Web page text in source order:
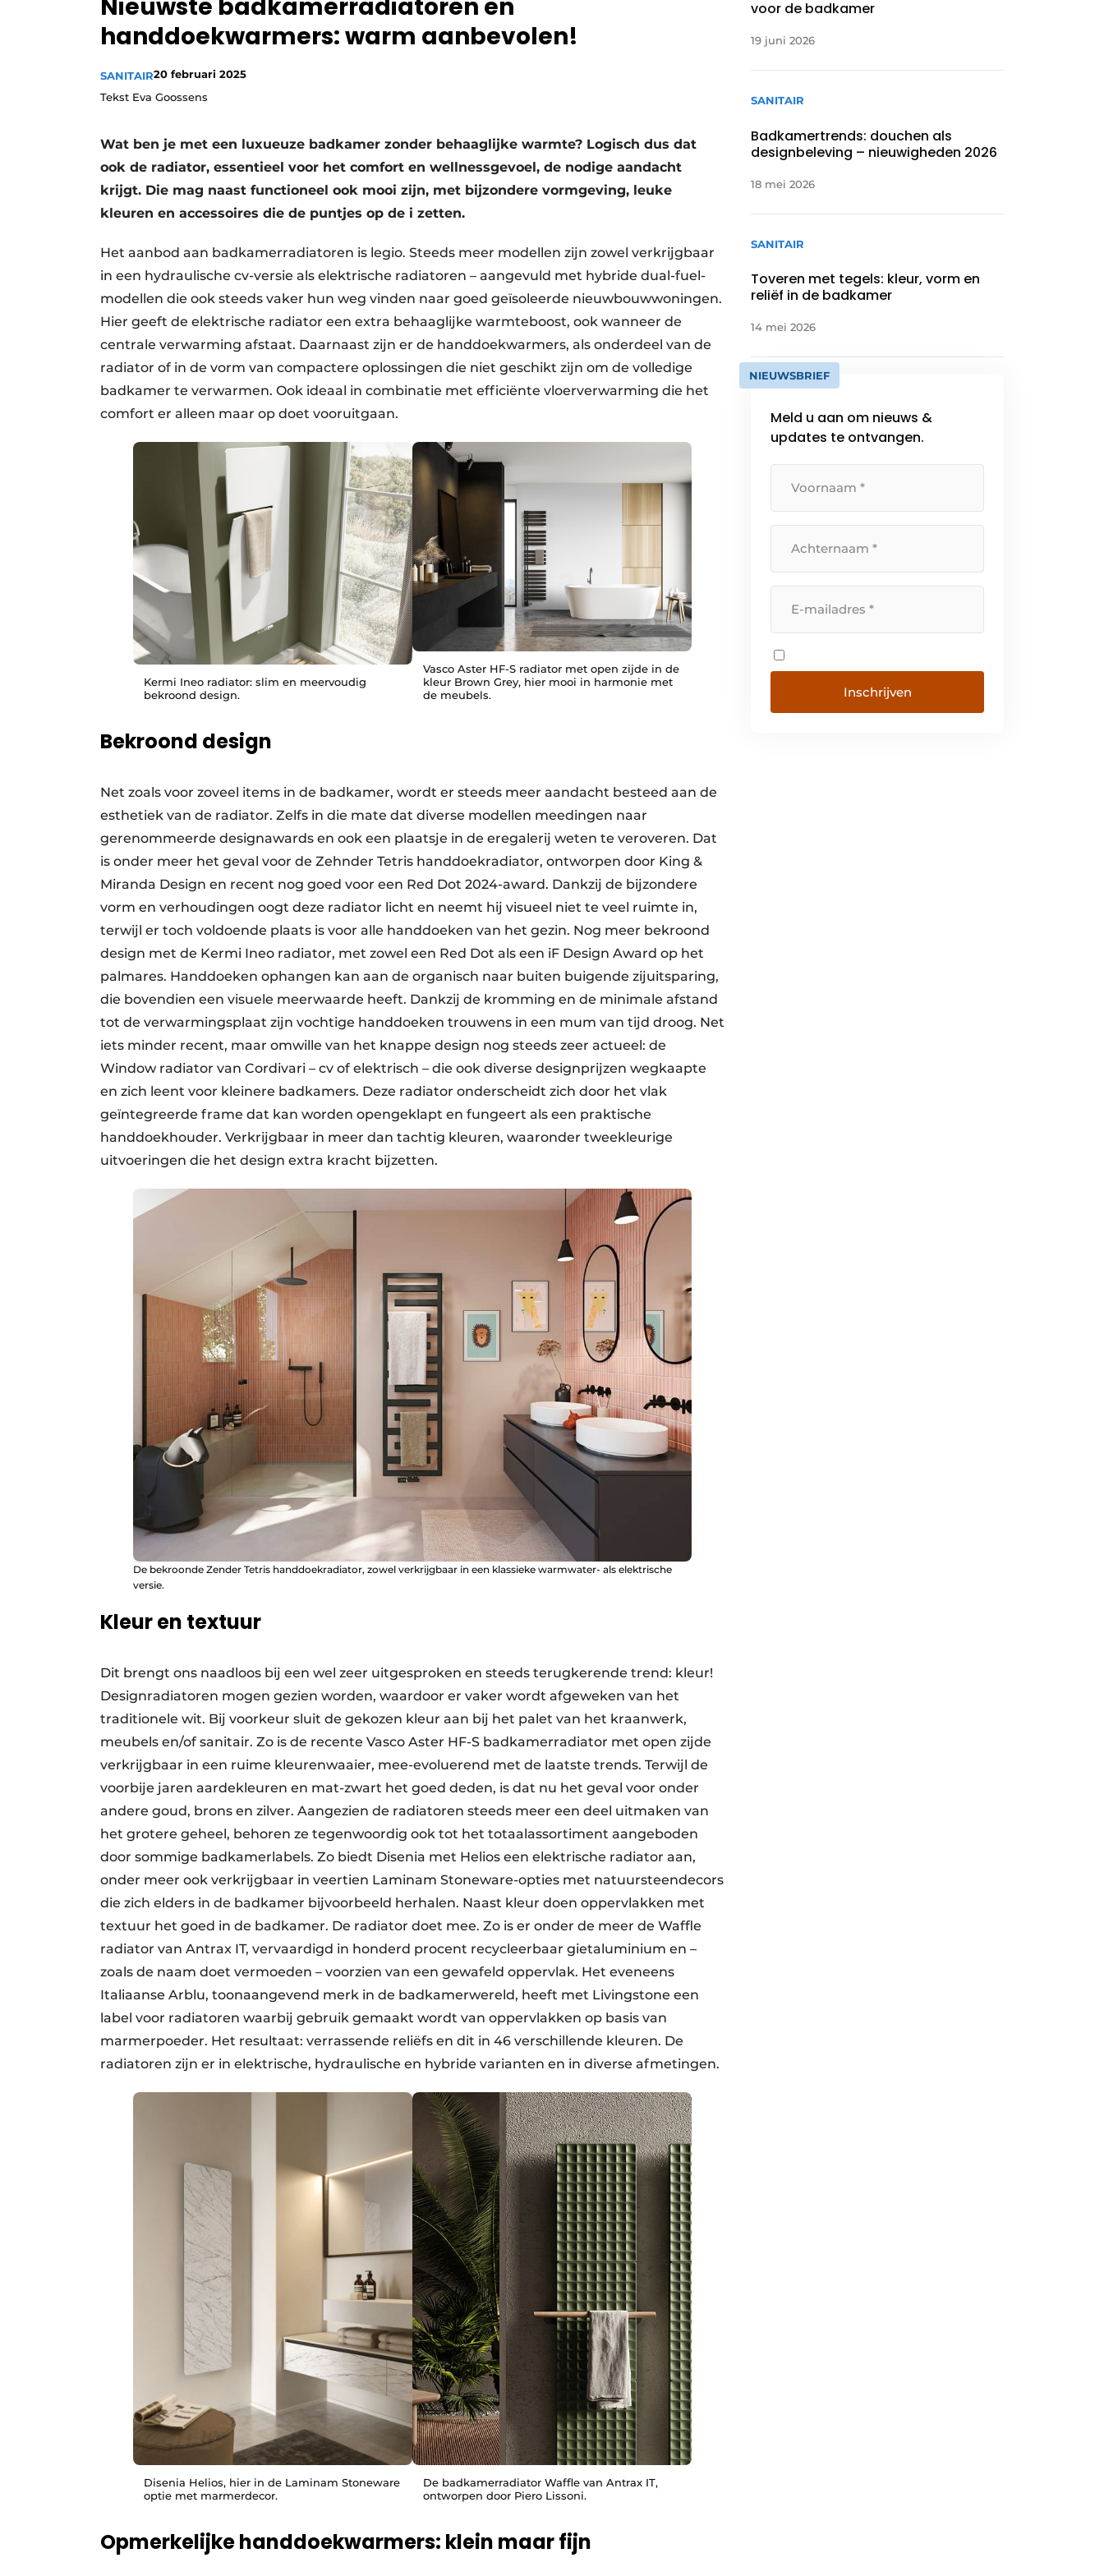
Vacature aanmelden
Video’s
Nieuwste badkamerradiatoren en
handdoekwarmers: warm aanbevolen!
SANITAIR20 februari 2025
Tekst Eva Goossens
Wat ben je met een luxueuze badkamer zonder behaaglijke warmte? Logisch dus dat
ook de radiator, essentieel voor het comfort en wellnessgevoel, de nodige aandacht
krijgt. Die mag naast functioneel ook mooi zijn, met bijzondere vormgeving, leuke
kleuren en accessoires die de puntjes op de i zetten.
Het aanbod aan badkamerradiatoren is legio. Steeds meer modellen zijn zowel verkrijgbaar
in een hydraulische cv-versie als elektrische radiatoren – aangevuld met hybride dual-fuel-
modellen die ook steeds vaker hun weg vinden naar goed geïsoleerde nieuwbouwwoningen.
Hier geeft de elektrische radiator een extra behaaglijke warmteboost, ook wanneer de
centrale verwarming afstaat. Daarnaast zijn er de handdoek­warmers, als onderdeel van de
radiator of in de vorm van compactere oplossingen die niet geschikt zijn om de volledige
badkamer te verwarmen. Ook ideaal in combinatie met efficiënte vloerverwarming die het
comfort er alleen maar op doet vooruitgaan.
Kermi Ineo radiator: slim en meervoudig
bekroond design.
Vasco Aster HF-S radiator met open zijde in de
kleur Brown Grey, hier mooi in harmonie met
de meubels.
Bekroond design
Net zoals voor zoveel items in de badkamer, wordt er steeds meer aandacht besteed aan de
esthetiek van de radiator. Zelfs in die mate dat diverse modellen meedingen naar
gerenommeerde designawards en ook een plaatsje in de eregalerij weten te veroveren. Dat
is onder meer het geval voor de Zehnder Tetris handdoekradiator, ontworpen door King &
Miranda Design en recent nog goed voor een Red Dot 2024-award. Dankzij de bijzondere
vorm en verhoudingen oogt deze radiator licht en neemt hij visueel niet te veel ruimte in,
terwijl er toch voldoende plaats is voor alle handdoeken van het gezin. Nog meer bekroond
design met de Kermi Ineo radiator, met zowel een Red Dot als een iF Design Award op het
palmares. Handdoeken ophangen kan aan de organisch naar buiten buigende zijuitsparing,
die bovendien een visuele meerwaarde heeft. Dankzij de kromming en de minimale afstand
tot de verwarmingsplaat zijn vochtige handdoeken trouwens in een mum van tijd droog. Net
iets minder recent, maar omwille van het knappe design nog steeds zeer actueel: de
Window radiator van Cordivari – cv of elektrisch – die ook diverse designprijzen wegkaapte
en zich leent voor kleinere badkamers. Deze radiator onderscheidt zich door het vlak
geïntegreerde frame dat kan worden opengeklapt en fungeert als een praktische
handdoekhouder. Verkrijgbaar in meer dan tachtig kleuren, waaronder tweekleurige
uitvoeringen die het design extra kracht bijzetten.
De bekroonde Zender Tetris handdoekradiator, zowel verkrijgbaar in een klassieke warmwater- als elektrische
versie.
Kleur en textuur
Dit brengt ons naadloos bij een wel zeer uitgesproken en steeds terugkerende trend: kleur!
Designradiatoren mogen gezien worden, waardoor er vaker wordt afgeweken van het
traditionele wit. Bij voorkeur sluit de gekozen kleur aan bij het palet van het kraanwerk,
meubels en/of sanitair. Zo is de recente Vasco Aster HF-S badkamerradiator met open zijde
verkrijgbaar in een ruime kleuren­waaier, mee-evoluerend met de laatste trends. Terwijl de
voorbije jaren aarde­kleuren en mat-zwart het goed deden, is dat nu het geval voor onder
andere goud, brons en zilver. Aangezien de radiatoren steeds meer een deel uitmaken van
het grotere geheel, behoren ze tegenwoordig ook tot het totaalassortiment aangeboden
door sommige badkamerlabels. Zo biedt Disenia met Helios een elektrische radiator aan,
onder meer ook verkrijgbaar in veertien Laminam Stoneware-opties met natuursteendecors
die zich elders in de badkamer bijvoorbeeld herhalen. Naast kleur doen oppervlakken met
textuur het goed in de badkamer. De radiator doet mee. Zo is er onder de meer de Waffle
radiator van Antrax IT, vervaardigd in honderd procent recycleerbaar gietaluminium en –
zoals de naam doet vermoeden – voorzien van een gewafeld oppervlak. Het eveneens
Italiaanse Arblu, toonaangevend merk in de badkamerwereld, heeft met Livingstone een
label voor radiatoren waarbij gebruik gemaakt wordt van oppervlakken op basis van
marmer­poeder. Het resultaat: verrassende reliëfs en dit in 46 verschillende kleuren. De
radiatoren zijn er in elektrische, hydraulische en hybride varianten en in diverse afmetingen.
Disenia Helios, hier in de Laminam Stoneware
optie met marmerdecor.
De badkamerradiator Waffle van Antrax IT,
ontworpen door Piero Lissoni.
Opmerkelijke handdoekwarmers: klein maar fijn
voor de badkamer
19 juni 2026
SANITAIR
Badkamertrends: douchen als
designbeleving – nieuwigheden 2026
18 mei 2026
SANITAIR
Toveren met tegels: kleur, vorm en
reliëf in de badkamer
14 mei 2026
NIEUWSBRIEF
Meld u aan om nieuws &
updates te ontvangen.